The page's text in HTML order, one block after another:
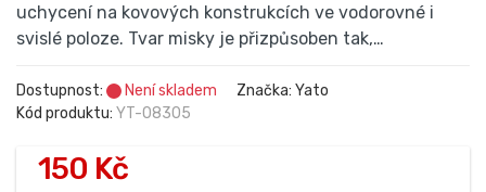
uchycení na kovových konstrukcích ve vodorovné i
svislé poloze. Tvar misky je přizpůsoben tak,…
Dostupnost: Není skladem
Značka: Yato
Kód produktu: YT-08305
150 Kč